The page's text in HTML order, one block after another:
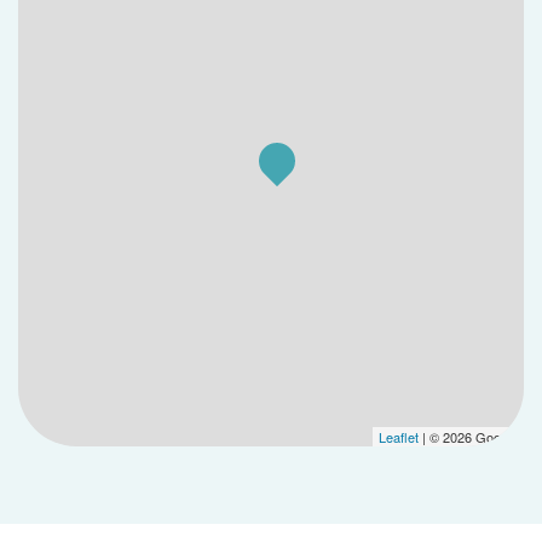
Leaflet | © 2026 Google